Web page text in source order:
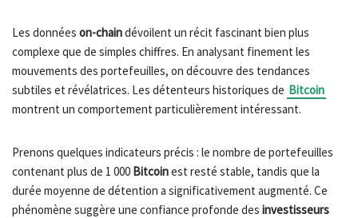
Les données on-chaindévoilent un récit fascinant bien plus
complexe que de simples chiffres. En analysant finement les
mouvements des portefeuilles, on découvre des tendances
subtiles et révélatrices. Les détenteurs historiques de Bitcoin
montrent un comportement particulièrement intéressant.
Prenons quelques indicateurs précis : le nombre de portefeuilles
contenant plus de 1 000 Bitcoinest resté stable, tandis que la
durée moyenne de détention a significativement augmenté. Ce
phénomène suggère une confiance profonde des investisseurs